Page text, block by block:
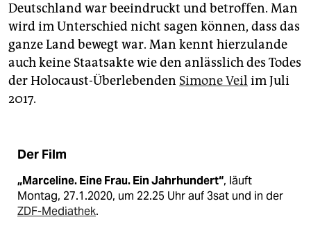
Deutschland war beeindruckt und betroffen. Man
wird im Unterschied nicht sagen können, dass das
ganze Land bewegt war. Man kennt hierzulande
auch keine Staatsakte wie den anlässlich des Todes
der Holocaust-Überlebenden Simone Veil im Juli
2017.
Der Film
„Marceline. Eine Frau. Ein Jahrhundert“, läuft
Montag, 27.1.2020, um 22.25 Uhr auf 3sat und in der
ZDF-Mediathek.